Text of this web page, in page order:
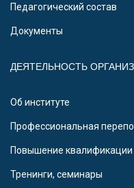
Педагогический состав
Документы
ДЕЯТЕЛЬНОСТЬ
Об институте
Профессиональная
Повышение квалификации
Тренинги, семинары